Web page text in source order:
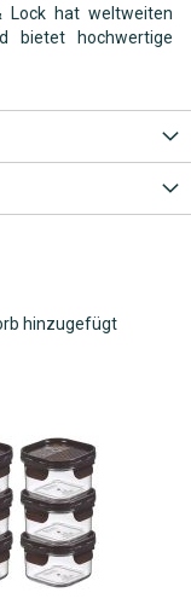
Lock hat weltweiten
bietet hochwertige
hinzugefügt